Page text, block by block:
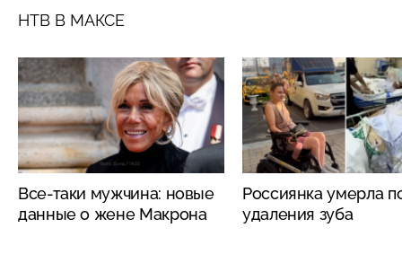
НТВ В МАКСЕ
Все-таки мужчина: новые
данные о жене Макрона
Россиянка умерла
удаления зуба